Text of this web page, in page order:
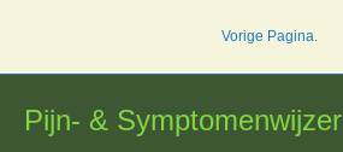
inhoud
Vorige Pagina.
Pijn- & Symptomenwijzer